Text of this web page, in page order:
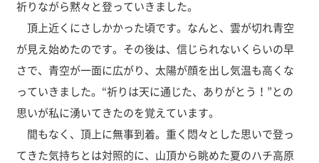
祈りながら黙々と登っていきました。
頂上近くにさしかかった頃です。なんと、雲が切れ青空
が見え始めたのです。その後は、信じられないくらいの早
さで、青空が一面に広がり、太陽が顔を出し気温も高くな
っていきました。“祈りは天に通じた、ありがとう！”との
思いが私に湧いてきたのを覚えています。
間もなく、頂上に無事到着。重く悶々とした思いで登っ
てきた気持ちとは対照的に、山頂から眺めた夏のハチ高原